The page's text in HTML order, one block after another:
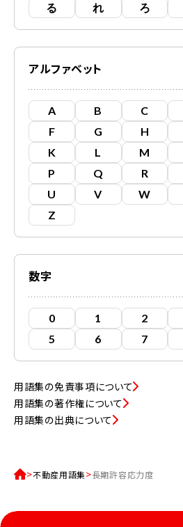
る
れ ろ
アルファベット
A B C
F
G H
K
L M
P
Q R
U
V W
Z
数字
0 1 2
5
6 7
用語集の免責事項について
用語集の著作権について
用語集の出典について
不動産用語集 長期許容応力度